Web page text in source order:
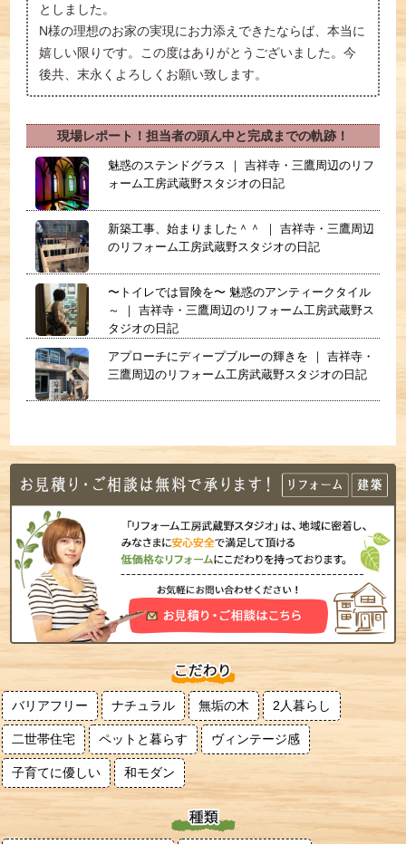
としました。
N様の理想のお家の実現にお力添えできたならば、本当に
嬉しい限りです。この度はありがとうございました。今
後共、末永くよろしくお願い致します。
現場レポート！担当者の頭ん中と完成までの軌跡！
魅惑のステンドグラス ｜ 吉祥寺・三鷹周辺のリフ
ォーム工房武蔵野スタジオの日記
新築工事、始まりました＾＾ ｜ 吉祥寺・三鷹周辺
のリフォーム工房武蔵野スタジオの日記
〜トイレでは冒険を〜 魅惑のアンティークタイル
～ ｜ 吉祥寺・三鷹周辺のリフォーム工房武蔵野ス
タジオの日記
アプローチにディープブルーの輝きを ｜ 吉祥寺・
三鷹周辺のリフォーム工房武蔵野スタジオの日記
バリアフリー ナチュラル 無垢の木 2人暮らし
二世帯住宅 ペットと暮らす ヴィンテージ感
子育てに優しい 和モダン